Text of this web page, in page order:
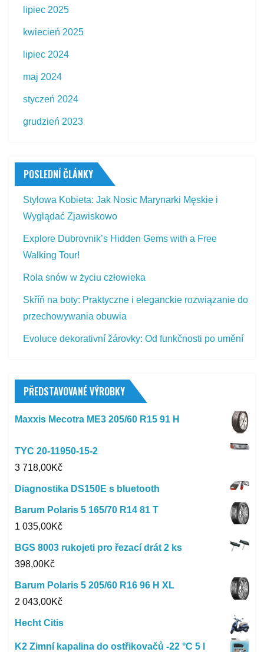
lipiec 2025
kwiecień 2025
lipiec 2024
maj 2024
styczeń 2024
grudzień 2023
POSLEDNÍ ČLÁNKY
Stylowa Kobieta: Jak Nosic Marynarki Męskie i
Wyglądać Zjawiskowo
Explore Dubrovnik’s Hidden Gems with a Free
Walking Tour!
Rola snów w życiu człowieka
Skříň na boty: Praktyczne i eleganckie rozwiązanie do
przechowywania obuwia
Evoluce dekorativní žárovky: Od funkčnosti po umění
PŘEDSTAVOVANÉ VÝROBKY
Maxxis Mecotra ME3 205/60 R15 91 H
TYC 20-11950-15-2
3 718,00Kč
Diagnostika DS150E s bluetooth
Barum Polaris 5 165/70 R14 81 T
1 035,00Kč
BGS 8003 rukojeti pro řezací drát 2 ks
398,00Kč
Barum Polaris 5 205/60 R16 96 H XL
2 043,00Kč
Hecht Citis
K2 Zimní kapalina do ostřikovačů -22 °C 5 l